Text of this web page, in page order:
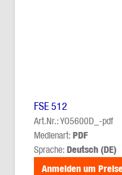
FSE 512
Art.Nr.: YO5600D_-pdf
Medienart: PDF
Sprache: Deutsch (DE)
Anmelden um